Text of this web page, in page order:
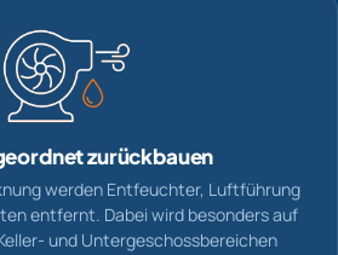
zurückbauen
werden Entfeuchter, Luftführung
entfernt. Dabei wird besonders auf
und Untergeschossbereichen